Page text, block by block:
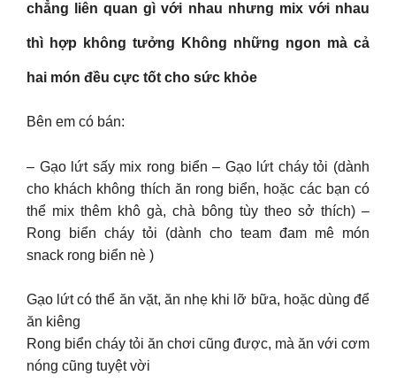
chẳng liên quan gì với nhau nhưng mix với nhau
thì hợp không tưởng Không những ngon mà cả
hai món đều cực tốt cho sức khỏe
Bên em có bán:
– Gạo lứt sấy mix rong biển – Gạo lứt cháy tỏi (dành
cho khách không thích ăn rong biển, hoặc các bạn có
thể mix thêm khô gà, chà bông tùy theo sở thích) –
Rong biển cháy tỏi (dành cho team đam mê món
snack rong biển nè )
Gạo lứt có thể ăn vặt, ăn nhẹ khi lỡ bữa, hoặc dùng để
ăn kiêng
Rong biển cháy tỏi ăn chơi cũng được, mà ăn với cơm
nóng cũng tuyệt vời